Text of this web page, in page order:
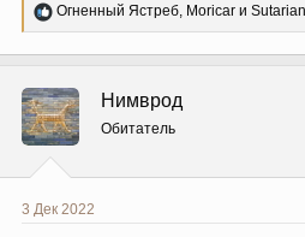
Р
е
ц
и
и
:
Огненный Ястреб, Moricar и
Нимврод
Обитатель
3 Дек 2022